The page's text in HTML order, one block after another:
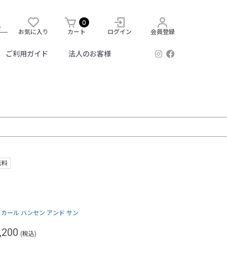
お気に入り
0
カート ログイン 会員登録
ご利用ガイド 法人のお客様
料
ール ハンセン アンド サン
(税込)